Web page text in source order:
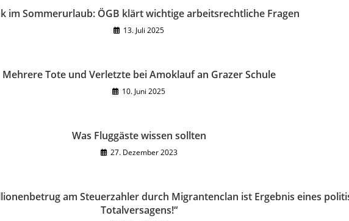
im Sommerurlaub: ÖGB klärt wichtige arbeitsrechtliche Fragen
13. Juli 2025
Mehrere Tote und Verletzte bei Amoklauf an Grazer Schule
10. Juni 2025
Was Fluggäste wissen sollten
27. Dezember 2023
am Steuerzahler durch Migrantenclan ist Ergebnis eines
Totalversagens!“